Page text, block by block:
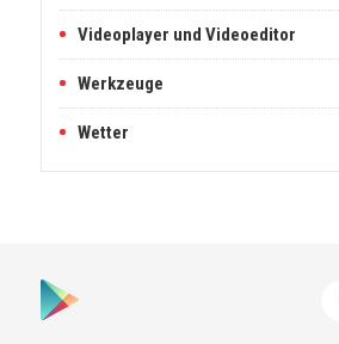
Videoplayer und Videoeditor
Werkzeuge
Wetter